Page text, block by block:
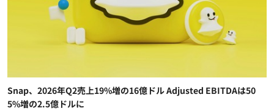
Snap、2026年Q2売上19%増の16億ドル Adjusted EBITDAは50
5%増の2.5億ドルに